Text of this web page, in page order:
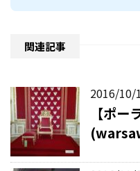
関連記事
2016/10/
【ポー